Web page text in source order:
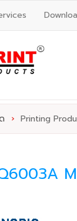
› Printing